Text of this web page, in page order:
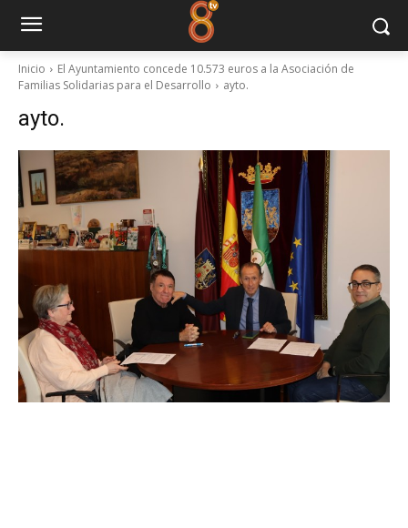
Inicio
El Ayuntamiento concede 10.573 euros a la Asociación de
Familias Solidarias para el Desarrollo
ayto.
ayto.